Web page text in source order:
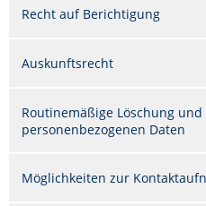
Recht auf Berichtigung
Auskunftsrecht
Routinemäßige Löschung
personenbezogenen Daten
Möglichkeiten zur